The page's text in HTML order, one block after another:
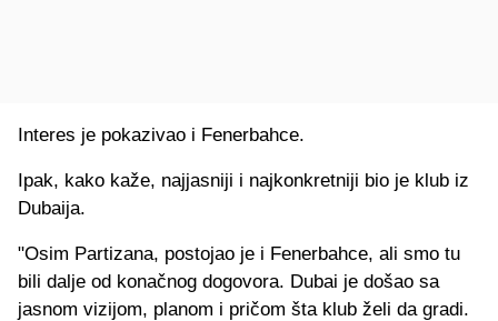
Interes je pokazivao i Fenerbahce.
Ipak, kako kaže, najjasniji i najkonkretniji bio je klub iz
Dubaija.
"Osim Partizana, postojao je i Fenerbahce, ali smo tu
bili dalje od konačnog dogovora. Dubai je došao sa
jasnom vizijom, planom i pričom šta klub želi da gradi.